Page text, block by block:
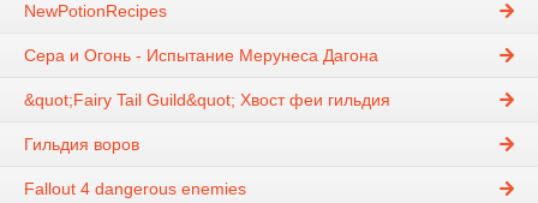
NewPotionRecipes
Сера и Огонь - Испытание Мерунеса Дагона
&quot;Fairy Tail Guild&quot; Хвост феи гильдия
Гильдия воров
Fallout 4 dangerous enemies